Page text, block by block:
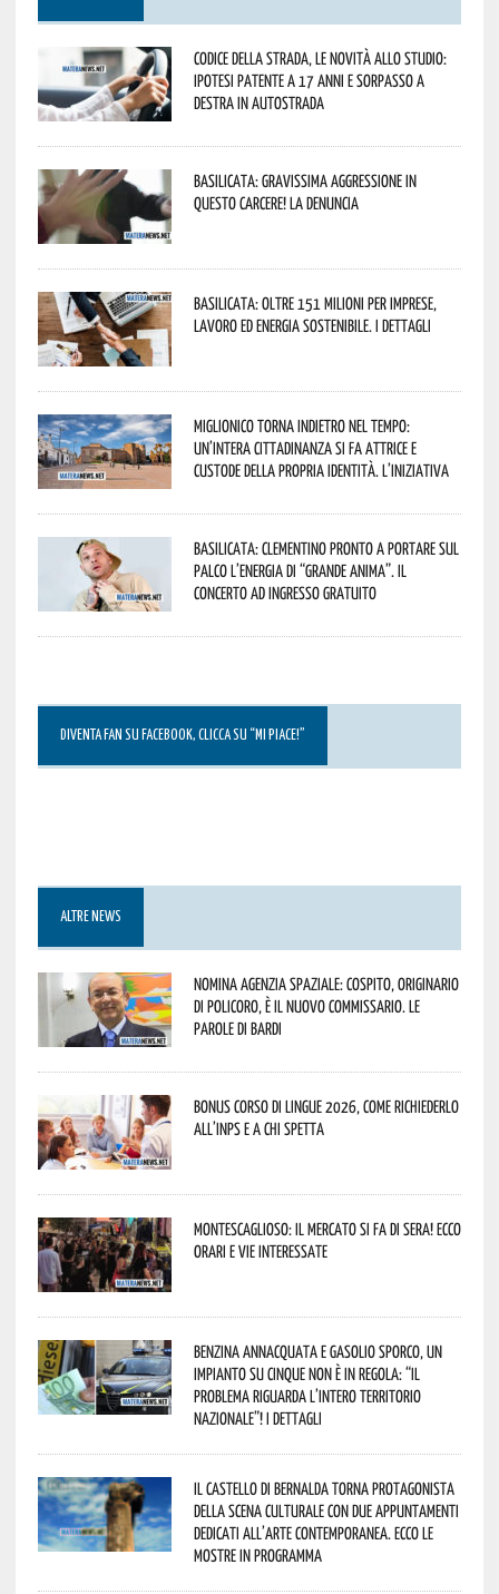
Codice della strada, le novità allo studio:
ipotesi patente a 17 anni e sorpasso a
destra in autostrada
Basilicata: gravissima aggressione in
questo Carcere! La denuncia
Basilicata: oltre 151 milioni per imprese,
lavoro ed energia sostenibile. I dettagli
Miglionico torna indietro nel tempo:
un’intera cittadinanza si fa attrice e
custode della propria identità. L’iniziativa
Basilicata: Clementino pronto a portare sul
palco l’energia di “Grande Anima”. Il
concerto ad ingresso gratuito
DIVENTA FAN SU FACEBOOK, CLICCA SU “MI PIACE!”
ALTRE NEWS
Nomina Agenzia Spaziale: Cospito, originario
di Policoro, è il nuovo commissario. Le
parole di Bardi
Bonus corso di lingue 2026, come richiederlo
all’INPS e a chi spetta
Montescaglioso: il mercato si fa di sera! Ecco
orari e vie interessate
Benzina annacquata e gasolio sporco, un
impianto su cinque non è in regola: “il
problema riguarda l’intero territorio
Nazionale”! I dettagli
Il Castello di Bernalda torna protagonista
della scena culturale con due appuntamenti
dedicati all’arte contemporanea. Ecco le
mostre in programma